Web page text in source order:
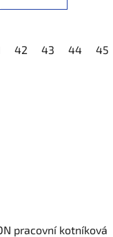
42 43 44 45
pracovní kotníková